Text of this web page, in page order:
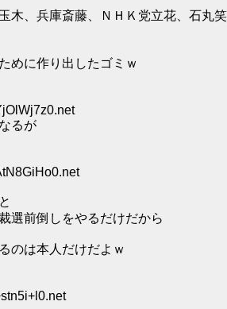
木、兵庫斎藤、ＮＨＫ党立花、石丸笑
めに作り出したゴミｗ
るが
選前倒しをやるだけだから
のは本人だけだよｗ